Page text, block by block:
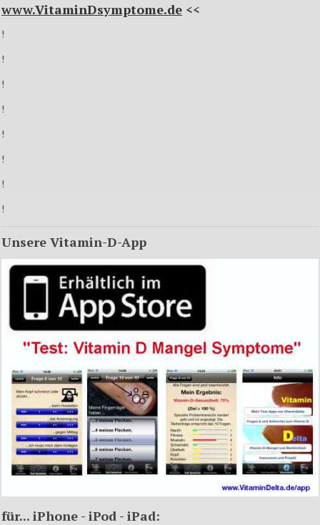
www.VitaminDsymptome.de <<
!
!
!
!
!
!
!
!
Unsere Vitamin-D-App
für... iPhone - iPod - iPad: